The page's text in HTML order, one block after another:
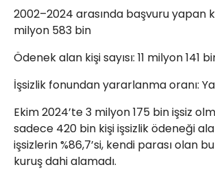
2002–2024 arasında başvuru yapan
milyon 583 bin
Ödenek alan kişi sayısı: 11 milyon 141
İşsizlik fonundan yararlanma oranı:
Ekim 2024’te 3 milyon 175 bin işsiz
sadece 420 bin kişi işsizlik ödeneği
işsizlerin %86,7’si, kendi parası olan
kuruş dahi alamadı.